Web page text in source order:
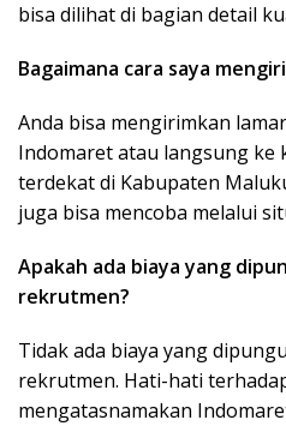
bisa dilihat di bagian detail
Bagaimana cara saya
Anda bisa mengirimkan
Indomaret atau langsung ke
terdekat di Kabupaten
juga bisa mencoba melalui
Apakah ada biaya yang
rekrutmen?
Tidak ada biaya yang
rekrutmen. Hati-hati
mengatasnamakan